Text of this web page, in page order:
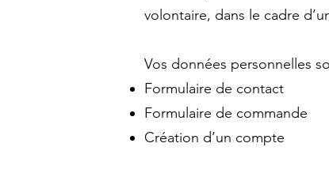
volontaire, dans le cadre
Vos données personnelles
Formulaire de contact
Formulaire de commande
Création d’un compte